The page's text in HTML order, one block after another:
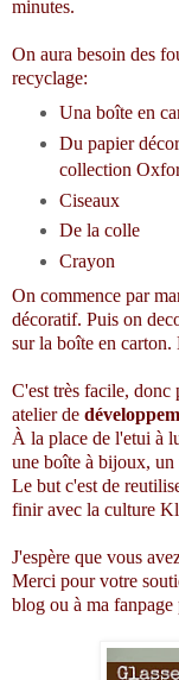
minutes.
On aura besoin des
recyclage:
Una boîte en
Du papier
collection
Ciseaux
De la colle
Crayon
On commence par
décoratif. Puis on
sur la boîte en
C'est très facile, donc
atelier de
À la place de l'etui à
une boîte à bijoux, un
Le but c'est de
finir avec la culture
J'espère que vous
Merci pour votre
blog ou à ma